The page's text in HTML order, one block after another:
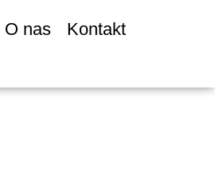
O nas Kontakt